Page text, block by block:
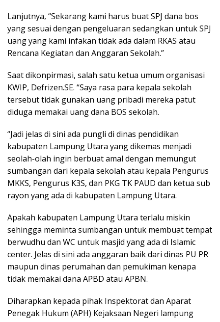
Lanjutnya, “Sekarang kami harus buat SPJ dana bos
yang sesuai dengan pengeluaran sedangkan untuk SPJ
uang yang kami infakan tidak ada dalam RKAS atau
Rencana Kegiatan dan Anggaran Sekolah.”
Saat dikonpirmasi, salah satu ketua umum organisasi
KWIP, Defrizen.SE. “Saya rasa para kepala sekolah
tersebut tidak gunakan uang pribadi mereka patut
diduga memakai uang dana BOS sekolah.
“Jadi jelas di sini ada pungli di dinas pendidikan
kabupaten Lampung Utara yang dikemas menjadi
seolah-olah ingin berbuat amal dengan memungut
sumbangan dari kepala sekolah atau kepala Pengurus
MKKS, Pengurus K3S, dan PKG TK PAUD dan ketua sub
rayon yang ada di kabupaten Lampung Utara.
Apakah kabupaten Lampung Utara terlalu miskin
sehingga meminta sumbangan untuk membuat tempat
berwudhu dan WC untuk masjid yang ada di Islamic
center. Jelas di sini ada anggaran baik dari dinas PU PR
maupun dinas perumahan dan pemukiman kenapa
tidak memakai dana APBD atau APBN.
Diharapkan kepada pihak Inspektorat dan Aparat
Penegak Hukum (APH) Kejaksaan Negeri lampung